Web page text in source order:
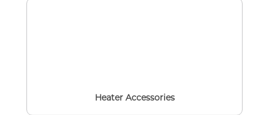
Heater Accessories